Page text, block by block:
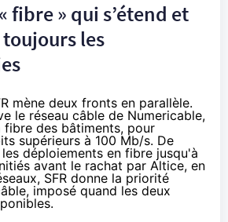
fibre » qui s’étend et
les
mène deux fronts en parallèle.
le réseau câble de Numericable,
fibre des bâtiments, pour
supérieurs à 100 Mb/s. De
déploiements en fibre jusqu'à
avant le rachat par Altice, en
SFR donne la priorité
imposé quand les deux